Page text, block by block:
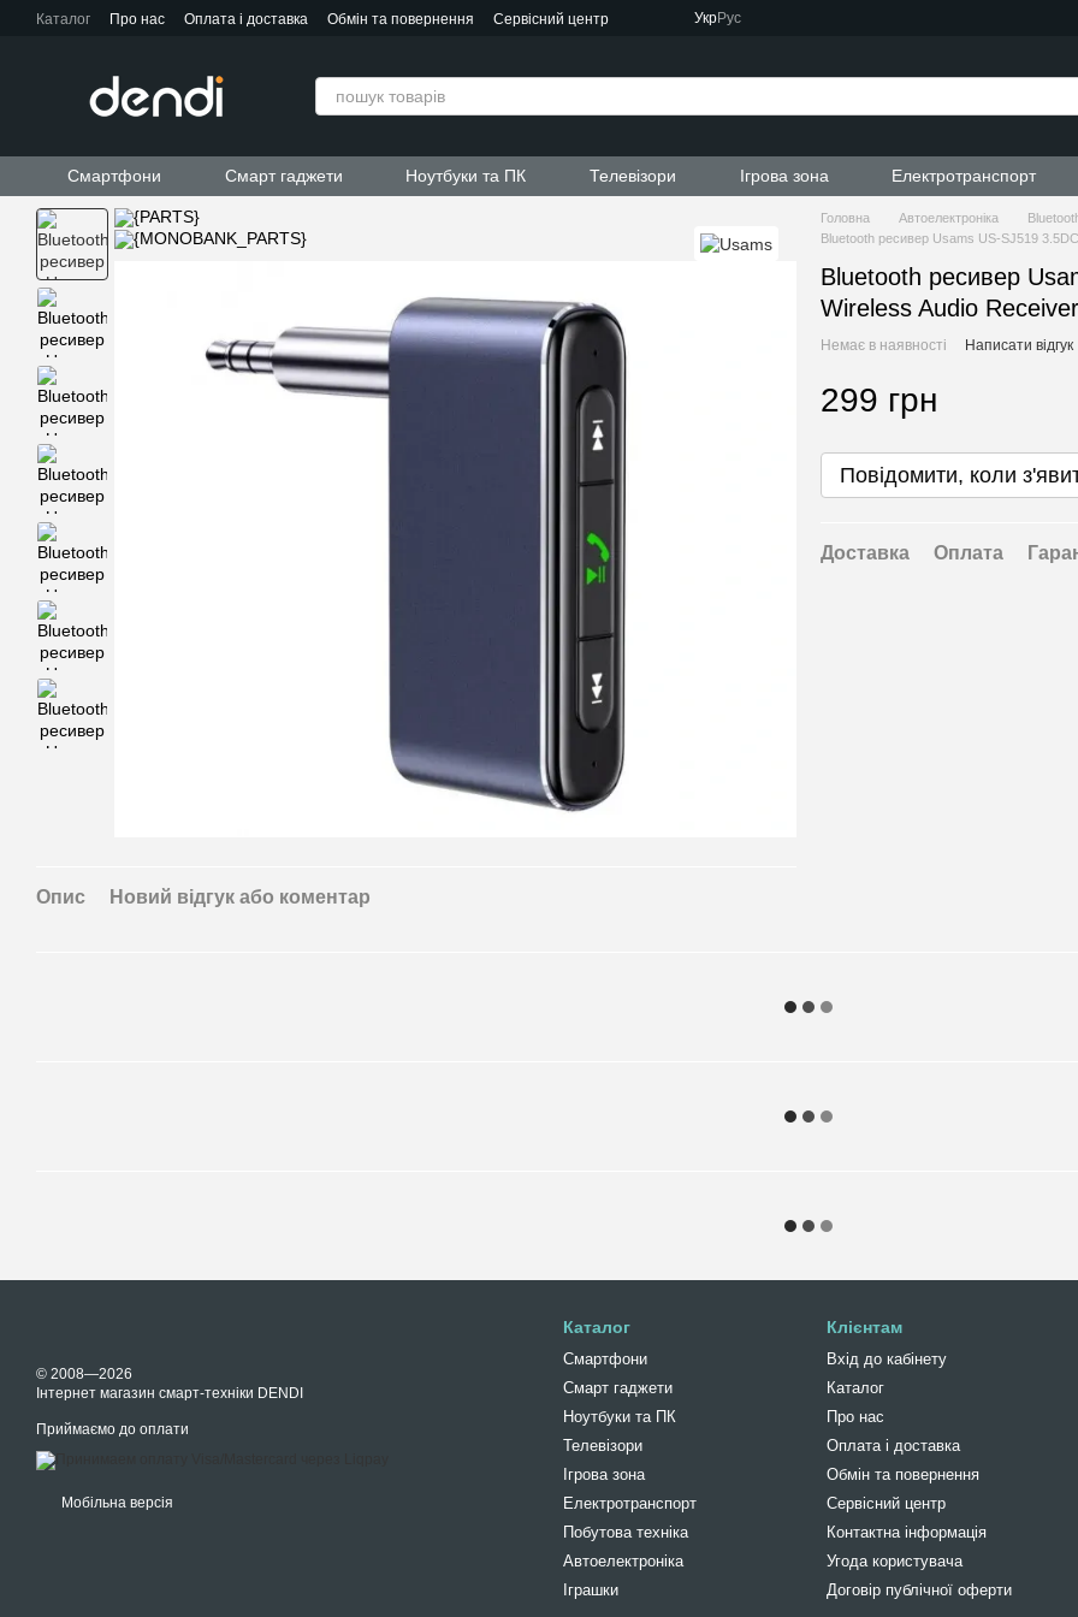
Перейти до основного контенту
Каталог Про нас Оплата і доставка Обмін та повернення
Сервісний центр
УкрРус
Смартфони Смарт гаджети Ноутбуки та ПК Телевізори Ігрова зона Електротранспорт
Опис Новий відгук або коментар
Головна Автоелектроніка
Bluetooth ресивер Usams US-SJ519
Bluetooth ресивер
Wireless Audio
Немає в наявності Написати відгук
299 грн
Повідомити, коли
Доставка Оплата
© 2008—2026
Інтернет магазин смарт-техніки DENDI
Приймаємо до оплати
Мобільна версія
Каталог
Смартфони
Смарт гаджети
Ноутбуки та ПК
Телевізори
Ігрова зона
Електротранспорт
Побутова техніка
Автоелектроніка
Іграшки
Клієнтам
Вхід до кабінету
Каталог
Про нас
Оплата і доставка
Обмін та повернення
Сервісний центр
Контактна інформація
Угода користувача
Договір публічної оферти